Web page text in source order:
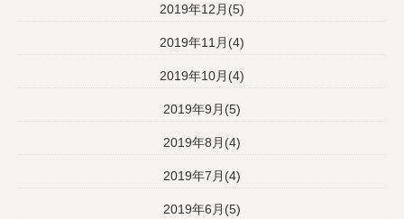
2019年12月(5)
2019年11月(4)
2019年10月(4)
2019年9月(5)
2019年8月(4)
2019年7月(4)
2019年6月(5)